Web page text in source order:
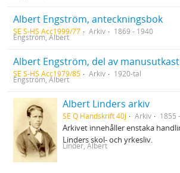
Albert Engström, anteckningsbok
SE S-HS Acc1999/77 Arkiv 1869 - 1940
Engström, Albert
SE S-HS Acc1979/85 Arkiv 1920-tal
Engström, Albert
Albert Linders arkiv
SE Q Handskrift 40J Arkiv 1855
Arkivet innehåller enstaka
Linders skol- och yrkesliv.
Linder, Albert